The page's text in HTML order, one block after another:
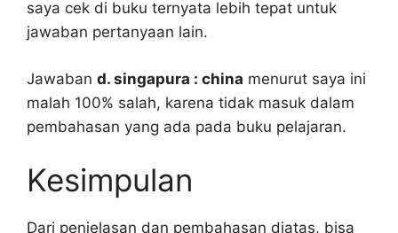
saya cek di buku ternyata lebih tepat untuk
jawaban pertanyaan lain.
Jawaban d. singapura : china menurut saya ini
malah 100% salah, karena tidak masuk dalam
pembahasan yang ada pada buku pelajaran.
Kesimpulan
Dari penjelasan dan pembahasan diatas, bisa